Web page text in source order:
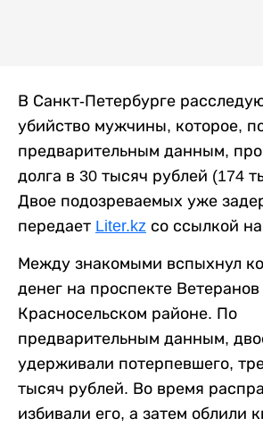
В Санкт-Петербурге
убийство мужчины, которое,
предварительным данным,
долга в 30 тысяч рублей (174
Двое подозреваемых уже
передает Liter.kz со ссылкой на
Между знакомыми вспыхнул
денег на проспекте Ветеранов
Красносельском районе. По
предварительным данным,
удерживали потерпевшего,
тысяч рублей. Во время
избивали его, а затем облили